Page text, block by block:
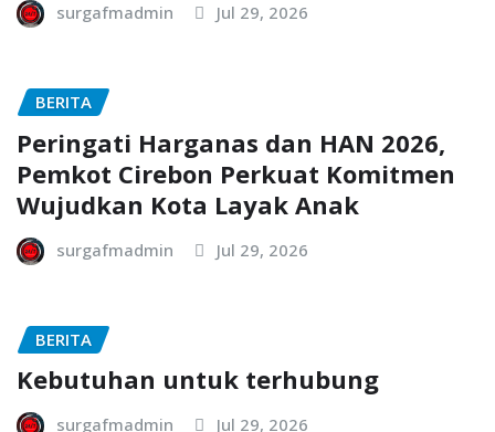
surgafmadmin Jul 29, 2026
BERITA
Peringati Harganas dan HAN 2026,
Pemkot Cirebon Perkuat Komitmen
Wujudkan Kota Layak Anak
surgafmadmin Jul 29, 2026
BERITA
Kebutuhan untuk terhubung
surgafmadmin Jul 29, 2026